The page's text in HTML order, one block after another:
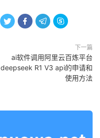
   
下一篇
ai软件调用阿里云百炼平台
deepseek R1 V3 api的申请和
使用方法